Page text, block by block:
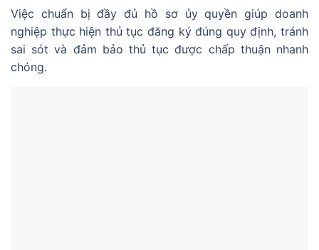
Việc chuẩn bị đầy đủ hồ sơ ủy quyền giúp doanh
nghiệp thực hiện thủ tục đăng ký đúng quy định, tránh
sai sót và đảm bảo thủ tục được chấp thuận nhanh
chóng.